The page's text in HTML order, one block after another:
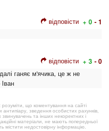
відповісти + 0 - 1
відповісти + 3 - 0
ганяє м'ячика, це ж не
що коментування на сайті
антипіару, зведення особистих рахунків,
та інших некоректних і
матеріали, не мають попередньої
містити недостовірну інформацію.